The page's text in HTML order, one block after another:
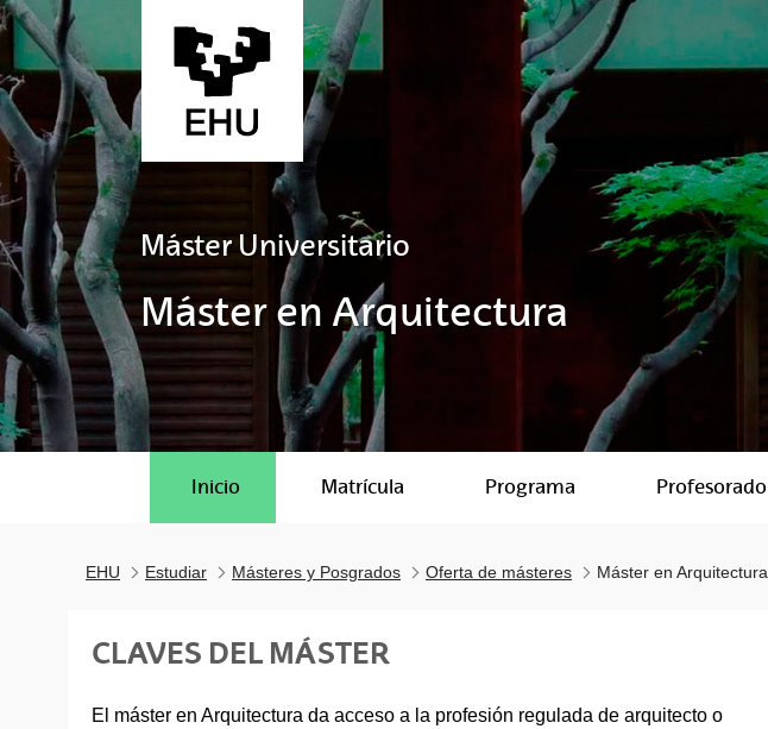
Saltar al contenido principal
Máster Universitario
Máster en Arquitectura
Inicio Matrícula Programa Profesorado
EHU Estudiar Másteres y Posgrados Oferta de másteres Máster en Arquitectura
CLAVES DEL MÁSTER
El máster en Arquitectura da acceso a la profesión regulada de arquitecto o